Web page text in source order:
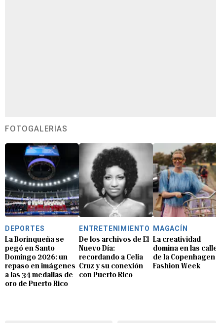
FOTOGALERÍAS
DEPORTES
La Borinqueña se
pegó en Santo
Domingo 2026: un
repaso en imágenes
a las 34 medallas de
oro de Puerto Rico
ENTRETENIMIENTO
De los archivos de El
Nuevo Día:
recordando a Celia
Cruz y su conexión
con Puerto Rico
MAGACÍN
La creatividad
domina en las calles
de la Copenhagen
Fashion Week